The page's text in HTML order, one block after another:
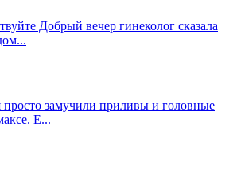
Добрый вечер гинеколог сказала
замучили приливы и головные
Е...